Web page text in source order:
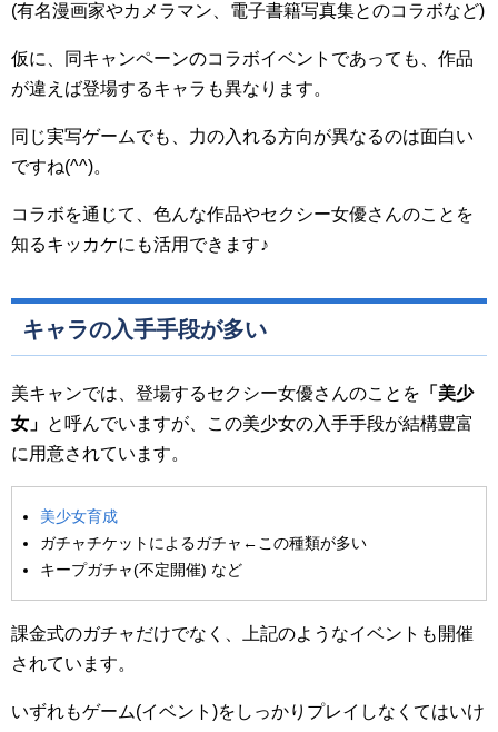
(有名漫画家やカメラマン、電子書籍写真集とのコラボなど)
仮に、同キャンペーンのコラボイベントであっても、作品
が違えば登場するキャラも異なります。
同じ実写ゲームでも、力の入れる方向が異なるのは面白い
ですね(^^)。
コラボを通じて、色んな作品やセクシー女優さんのことを
知るキッカケにも活用できます♪
キャラの入手手段が多い
美キャンでは、登場するセクシー女優さんのことを 「美少
女」 と呼んでいますが、この美少女の入手手段が結構豊富
に用意されています。
美少女育成
ガチャチケットによるガチャ←この種類が多い
キープガチャ(不定開催) など
課金式のガチャだけでなく、上記のようなイベントも開催
されています。
いずれもゲーム(イベント)をしっかりプレイしなくてはいけ